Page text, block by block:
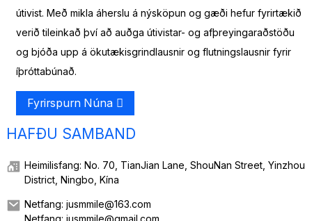
útivist. Með mikla áherslu á nýsköpun og gæði hefur fyrirtækið
verið tileinkað því að auðga útivistar- og afþreyingaraðstöðu
og bjóða upp á ökutækisgrindlausnir og flutningslausnir fyrir
íþróttabúnað.
Fyrirspurn Núna
HAFÐU SAMBAND
Heimilisfang: No. 70, TianJian Lane, ShouNan Street, Yinzhou
District, Ningbo, Kína
Netfang: jusmmile@163.com
Netfang: jusmmile@gmail.com